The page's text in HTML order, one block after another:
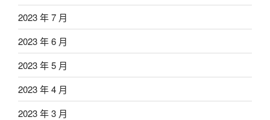
2023 年 7 月
2023 年 6 月
2023 年 5 月
2023 年 4 月
2023 年 3 月